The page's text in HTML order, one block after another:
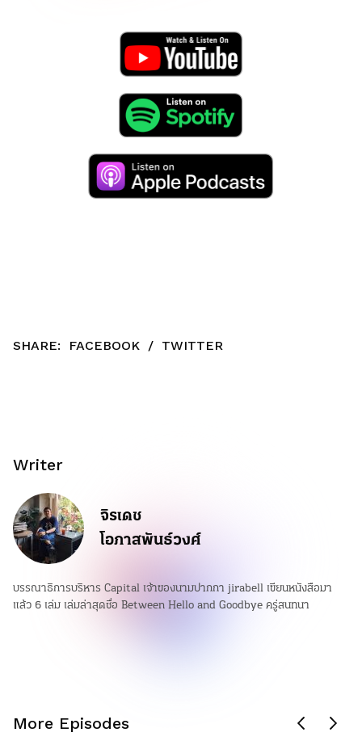
SHARE: FACEBOOK / TWITTER
Writer
จิรเดช
โอภาสพันธ์วงศ์
บรรณาธิการบริหาร Capital เจ้าของนามปากกา jirabell เขียนหนังสือมา
แล้ว 6 เล่ม เล่มล่าสุดชื่อ Between Hello and Goodbye ครู่สนทนา
More Episodes